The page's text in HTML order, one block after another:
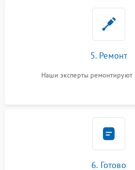
5. Ремонт
Наши эксперты ремонтируют
6. Готово